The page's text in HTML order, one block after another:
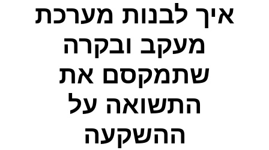
איך לבנות מערכת
מעקב ובקרה
שתמקסם את
התשואה על
ההשקעה